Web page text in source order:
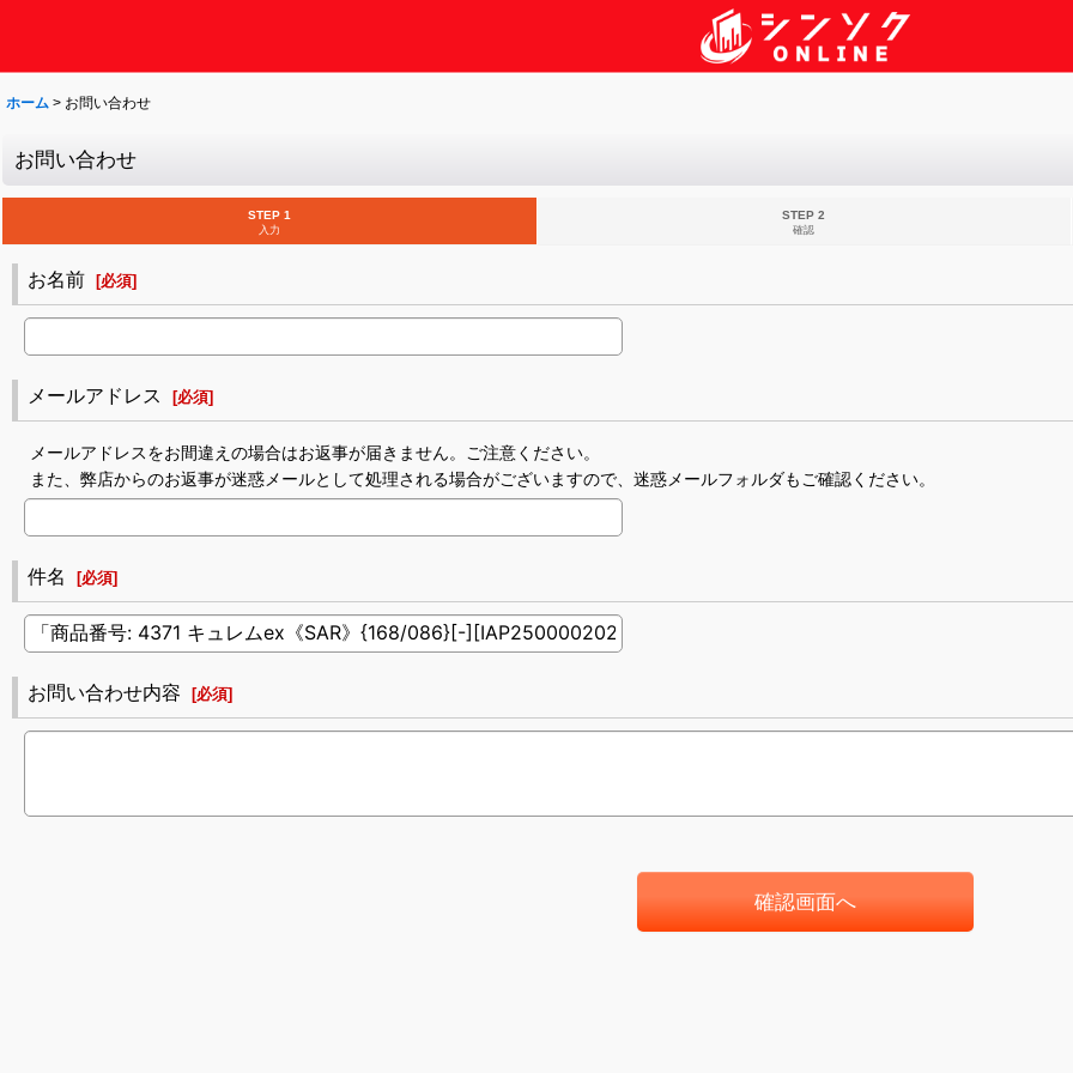
ホーム > お問い合わせ
お問い合わせ
STEP 1
入力
STEP 2
確認
お名前 [必須]
メールアドレス [必須]
メールアドレスをお間違えの場合はお返事が届きません。ご注意ください。
また、弊店からのお返事が迷惑メールとして処理される場合がございますので、迷惑メールフォルダもご確認ください。
件名 [必須]
お問い合わせ内容 [必須]
確認画面へ